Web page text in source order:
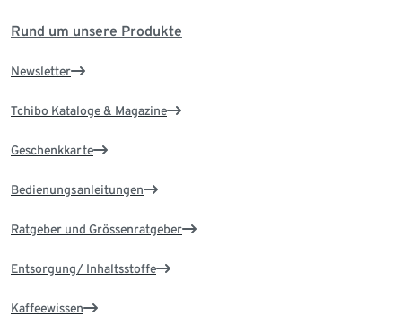
Rund um unsere Produkte
Newsletter
Tchibo Kataloge & Magazine
Geschenkkarte
Bedienungsanleitungen
Ratgeber und Grössenratgeber
Entsorgung/ Inhaltsstoffe
Kaffeewissen